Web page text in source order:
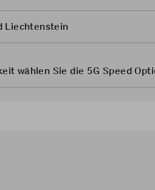
Liechtenstein
wählen Sie die 5G Speed